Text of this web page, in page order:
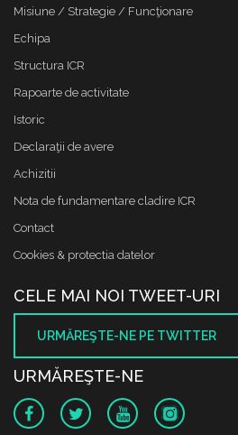
Misiune / Strategie / Funcţionare
Echipa
Structura ICR
Rapoarte de activitate
Istoric
Declaraţii de avere
Achizitii
Nota de fundamentare cladire ICR
Contact
Cookies & protectia datelor
CELE MAI NOI TWEET-URI
URMĂREŞTE-NE PE TWITTER
URMĂREŞTE-NE